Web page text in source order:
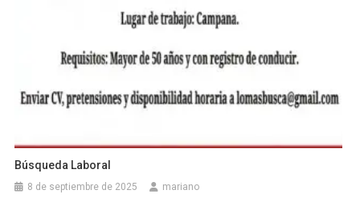
Búsqueda Laboral
8 de septiembre de 2025 mariano